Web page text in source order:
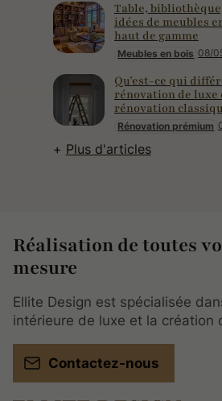
Meubles en bois 08/
Table,
idées de meubles
haut de gamme
Rénovation prémium
Qu’est-ce qui
rénovation de luxe
rénovation
Plus d'articles
Réalisation de toutes
mesure
Ellite Design est spécialisée
intérieure de luxe et la création
Contactez-nous